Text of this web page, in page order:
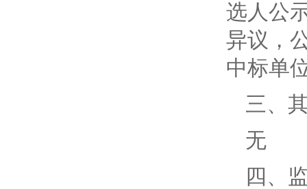
选人公
异议，
中标单
三、
无
四、